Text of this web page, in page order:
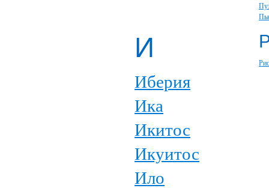
И
Иберия
Ика
Икитос
Икуитос
Ило